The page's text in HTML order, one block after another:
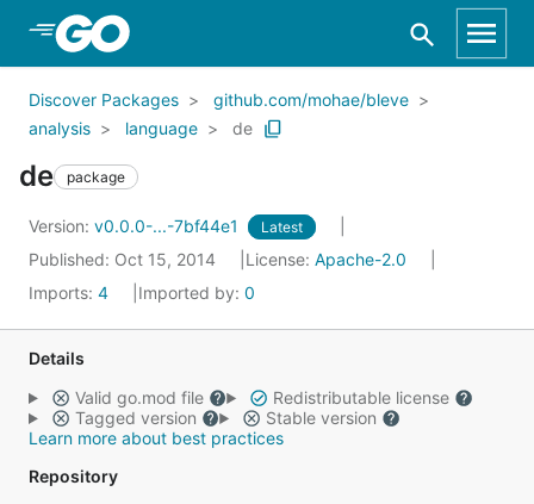
Skip to Main Content
Discover Packages
github.com/mohae/bleve
analysis
language de
de package
Version: v0.0.0-...-7bf44e1 Latest
Published: Oct 15, 2014 License: Apache-2.0
Imports: 4 Imported by: 0
Details
Valid go.mod file
Redistributable license
Tagged version
Stable version
Learn more about best practices
Repository